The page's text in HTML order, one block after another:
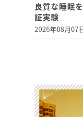
良質な睡眠
証実験
2026年08月07